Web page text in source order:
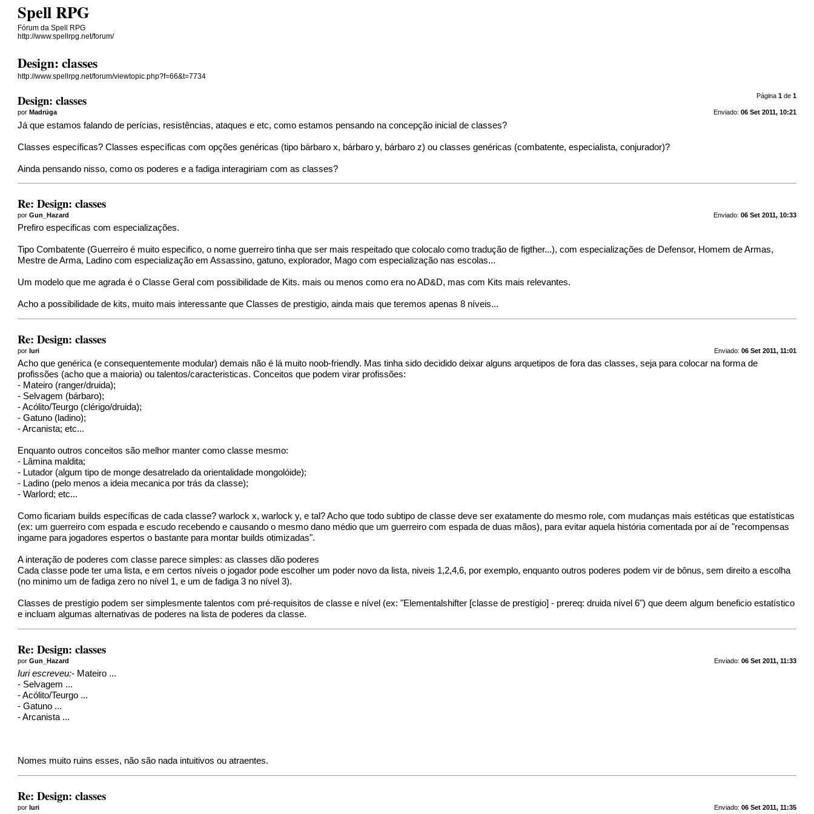
Spell RPG
Fórum da Spell RPG
http://www.spellrpg.net/forum/
Design: classes
http://www.spellrpg.net/forum/viewtopic.php?f=66&t=7734
Página 1de 1
Design: classes
Enviado: 06 Set 2011, 10:21
porMadrüga
Já que estamos falando de perícias, resistências, ataques e etc, como estamos pensando na concepção inicial de classes?
Classes específicas? Classes específicas com opções genéricas (tipo bárbaro x, bárbaro y, bárbaro z) ou classes genéricas (combatente, especialista, conjurador)?
Ainda pensando nisso, como os poderes e a fadiga interagiriam com as classes?
Re: Design: classes
Enviado: 06 Set 2011, 10:33
porGun_Hazard
Prefiro especificas com especializações.
Tipo Combatente (Guerreiro é muito especifico, o nome guerreiro tinha que ser mais respeitado que colocalo como tradução de figther...), com especializações de Defensor, Homem de Armas,
Mestre de Arma, Ladino com especialização em Assassino, gatuno, explorador, Mago com especialização nas escolas...
Um modelo que me agrada é o Classe Geral com possibilidade de Kits. mais ou menos como era no AD&D, mas com Kits mais relevantes.
Acho a possibilidade de kits, muito mais interessante que Classes de prestigio, ainda mais que teremos apenas 8 níveis...
Re: Design: classes
Enviado: 06 Set 2011, 11:01
porIuri
Acho que genérica (e consequentemente modular) demais não é lá muito noob-friendly. Mas tinha sido decidido deixar alguns arquetipos de fora das classes, seja para colocar na forma de
profissões (acho que a maioria) ou talentos/caracteristicas. Conceitos que podem virar profissões:
- Mateiro (ranger/druida);
- Selvagem (bárbaro);
- Acólito/Teurgo (clérigo/druida);
- Gatuno (ladino);
- Arcanista; etc...
Enquanto outros conceitos são melhor manter como classe mesmo:
- Lâmina maldita;
- Lutador (algum tipo de monge desatrelado da orientalidade mongolóide);
- Ladino (pelo menos a ideia mecanica por trás da classe);
- Warlord; etc...
Como ficariam builds específicas de cada classe? warlock x, warlock y, e tal? Acho que todo subtipo de classe deve ser exatamente do mesmo role, com mudanças mais estéticas que estatísticas
(ex: um guerreiro com espada e escudo recebendo e causando o mesmo dano médio que um guerreiro com espada de duas mãos), para evitar aquela história comentada por aí de "recompensas
ingame para jogadores espertos o bastante para montar builds otimizadas".
A interação de poderes com classe parece simples: as classes dão poderes
Cada classe pode ter uma lista, e em certos níveis o jogador pode escolher um poder novo da lista, niveis 1,2,4,6, por exemplo, enquanto outros poderes podem vir de bônus, sem direito a escolha
(no minimo um de fadiga zero no nível 1, e um de fadiga 3 no nível 3).
Classes de prestígio podem ser simplesmente talentos com pré-requisitos de classe e nível (ex: "Elementalshifter [classe de prestígio] - prereq: druida nível 6") que deem algum beneficio estatístico
e incluam algumas alternativas de poderes na lista de poderes da classe.
Re: Design: classes
Enviado: 06 Set 2011, 11:33
porGun_Hazard
Iuri escreveu:- Mateiro ...
- Selvagem ...
- Acólito/Teurgo ...
- Gatuno ...
- Arcanista ...
Nomes muito ruins esses, não são nada intuitivos ou atraentes.
Re: Design: classes
Enviado: 06 Set 2011, 11:35
porIuri